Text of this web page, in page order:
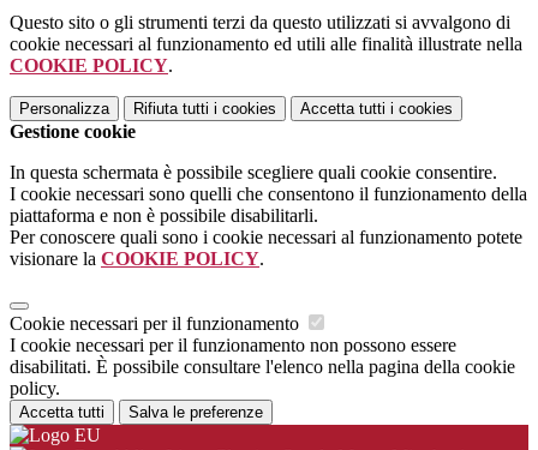
Questo sito o gli strumenti terzi da questo utilizzati si avvalgono di
cookie necessari al funzionamento ed utili alle finalità illustrate nella
COOKIE POLICY.
Personalizza Rifiuta tutti i cookies Accetta tutti i cookies
Gestione cookie
In questa schermata è possibile scegliere quali cookie consentire.
I cookie necessari sono quelli che consentono il funzionamento della
piattaforma e non è possibile disabilitarli.
Per conoscere quali sono i cookie necessari al funzionamento potete
visionare la COOKIE POLICY.
Cookie necessari per il funzionamento
I cookie necessari per il funzionamento non possono essere
disabilitati. È possibile consultare l'elenco nella pagina della cookie
policy.
Accetta tutti Salva le preferenze